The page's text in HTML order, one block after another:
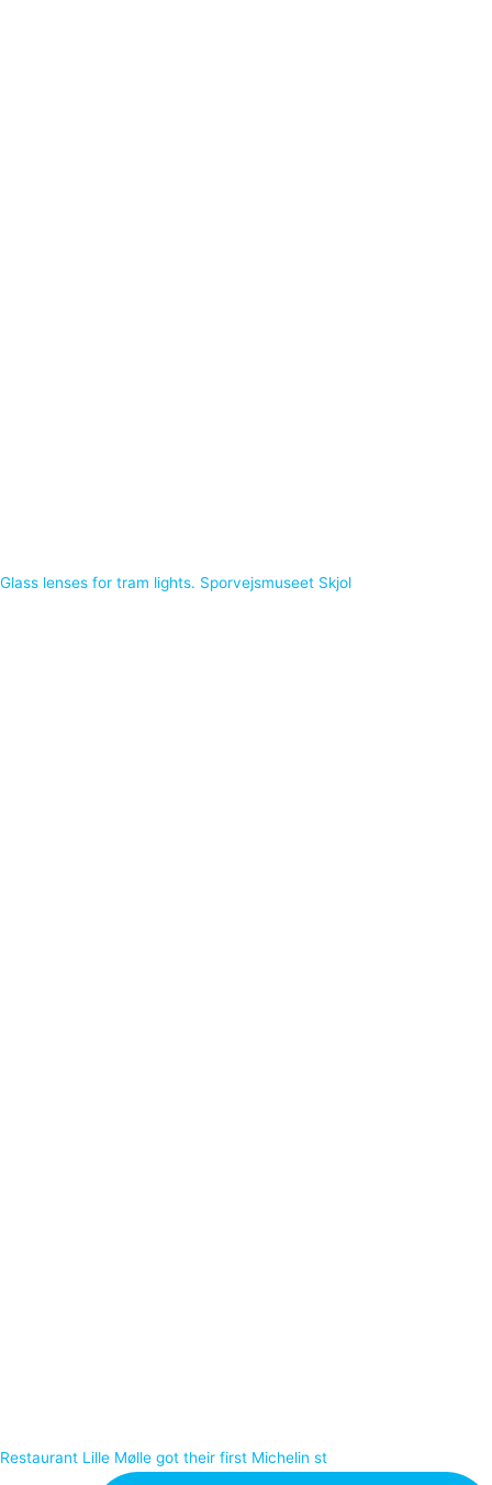
Glass lenses for tram lights. Sporvejsmuseet Skjol
Restaurant Lille Mølle got their first Michelin st